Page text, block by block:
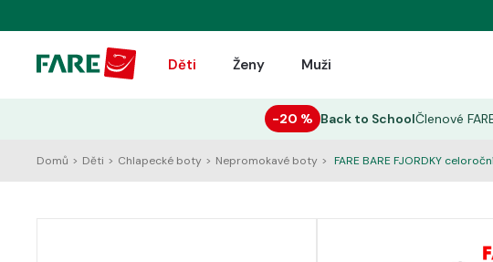
Děti Ženy Muži
−20 % Back to SchoolČlenové
Domů > Děti > Chlapecké boty > Nepromokavé boty > FARE BARE FJORDKY